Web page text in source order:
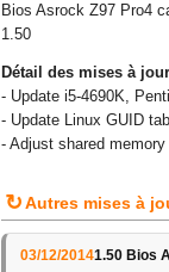
Bios Asrock Z97 Pro4
1.50
Détail des mises à
- Update i5-4690K,
- Update Linux GUID
- Adjust shared
↻Autres mises à
03/12/20141.50 Bios